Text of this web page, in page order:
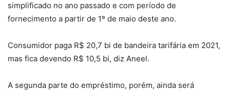
simplificado no ano passado e com período de
fornecimento a partir de 1º de maio deste ano.
Consumidor paga R$ 20,7 bi de bandeira tarifária em 2021,
mas fica devendo R$ 10,5 bi, diz Aneel.
A segunda parte do empréstimo, porém, ainda será